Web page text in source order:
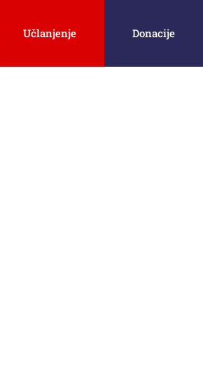
Učlanjenje Donacije